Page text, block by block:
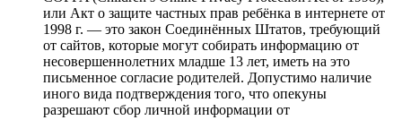
или Акт о защите частных прав ребёнка в интернете от
1998 г. — это закон Соединённых Штатов, требующий
от сайтов, которые могут собирать информацию от
несовершеннолетних младше 13 лет, иметь на это
письменное согласие родителей. Допустимо наличие
иного вида подтверждения того, что опекуны
разрешают сбор личной информации от